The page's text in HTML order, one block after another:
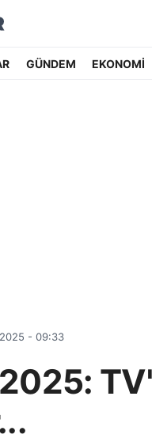
GÜNDEM EKONOMİ
2025 - 09:33